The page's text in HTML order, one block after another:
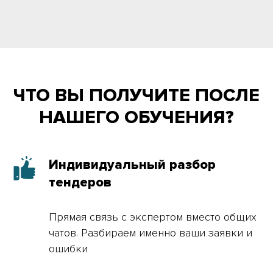
ЧТО ВЫ ПОЛУЧИТЕ ПОСЛЕ
НАШЕГО ОБУЧЕНИЯ?
Индивидуальный разбор
тендеров
Прямая связь с экспертом вместо общих
чатов. Разбираем именно ваши заявки и
ошибки